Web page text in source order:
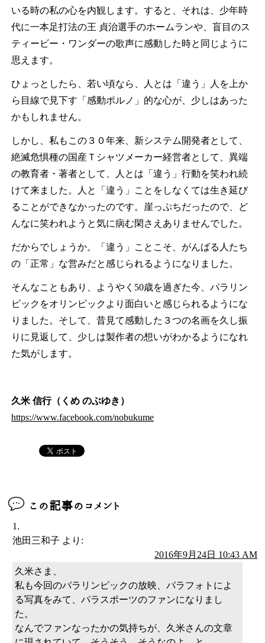
いる時の私の心を内観します。すると、それは、少年時
代に一本足打法の王 貞治選手のホームランや、盲目のス
ティービー・ワンダーの歌声に感動した時と同じように
思えます。
ひょっとしたら、若い頃なら、人とは「違う」人を上か
ら目線で見下す「感動ポルノ」的な心が、少しはあった
かもしれません。
しかし、私もこの３０年来、新システム開発者として、
絶滅危惧種の国産Ｔシャツメーカー経営者として、異端
の教育者・著者として、人とは「違う」行動を笑われ続
けて来ました。人と「違う」ことをしなくては生き延び
ることができなかったのです。崖っぷちだったので、ど
んなに笑われようと気に病む閑さえありませんでした。
だからでしょうか。「違う」ことこそ、がんばる人たち
の「正常」な営みだと感じられるようになりました。
そんなこともあり、ようやく50歳を過ぎた今、パラリン
ピックをオリンピックより面白いと感じられるようにな
りました。そして、昔見て感動した３つの名画を久し振
りに見返して、少しは製作者の想いがわかるようになれ
た気がします。
久米 信行（くめ のぶゆき）
https://www.facebook.com/nobukume
この記事のコメント
池田三和子 より:
2016年9月24日 10:43 AM
久米さま、
私も今回のパラリンピックの放映、パラフォトによ
る写真をみて、パラスポーツのファンになりまし
た。
なんでファンなったかの気持ちが、久米さんの文章